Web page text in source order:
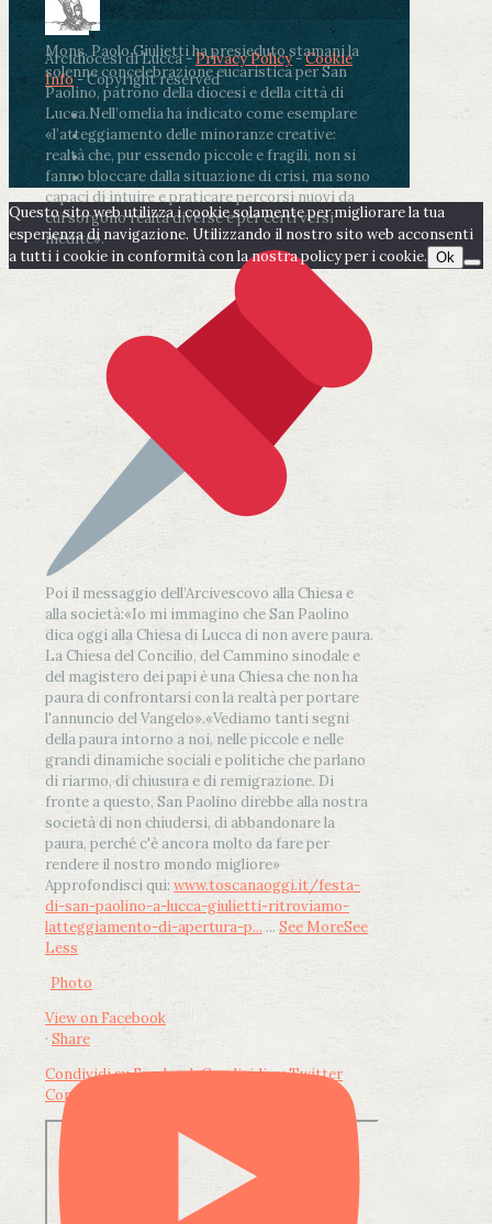
Mons. Paolo Giulietti ha presieduto stamani la
solenne concelebrazione eucaristica per San
Paolino, patrono della diocesi e della città di
Lucca.Nell’omelia ha indicato come esemplare
«l’atteggiamento delle minoranze creative:
realtà che, pur essendo piccole e fragili, non si
fanno bloccare dalla situazione di crisi, ma sono
capaci di intuire e praticare percorsi nuovi da
cui sorgono realtà diverse e per certi versi
inedite».
Poi il messaggio dell’Arcivescovo alla Chiesa e
alla società:«Io mi immagino che San Paolino
dica oggi alla Chiesa di Lucca di non avere paura.
La Chiesa del Concilio, del Cammino sinodale e
del magistero dei papi è una Chiesa che non ha
paura di confrontarsi con la realtà per portare
l'annuncio del Vangelo».«Vediamo tanti segni
della paura intorno a noi, nelle piccole e nelle
grandi dinamiche sociali e politiche che parlano
di riarmo, di chiusura e di remigrazione. Di
fronte a questo, San Paolino direbbe alla nostra
società di non chiudersi, di abbandonare la
paura, perché c'è ancora molto da fare per
rendere il nostro mondo migliore»
Approfondisci qui: www.toscanaoggi.it/festa-
di-san-paolino-a-lucca-giulietti-ritroviamo-
latteggiamento-di-apertura-p... ... See MoreSee
Less
Photo
View on Facebook
· Share
Condividi su FacebookCondividi su Twitter
Condividi su LinkedIn
Arcidiocesi di Lucca -Privacy Policy-Cookie
Info- Copyright reserved
Questo sito web utilizza i cookie solamente per migliorare la tua
esperienza di navigazione. Utilizzando il nostro sito web acconsenti
a tutti i cookie in conformità con la nostra policy per i cookie. Ok